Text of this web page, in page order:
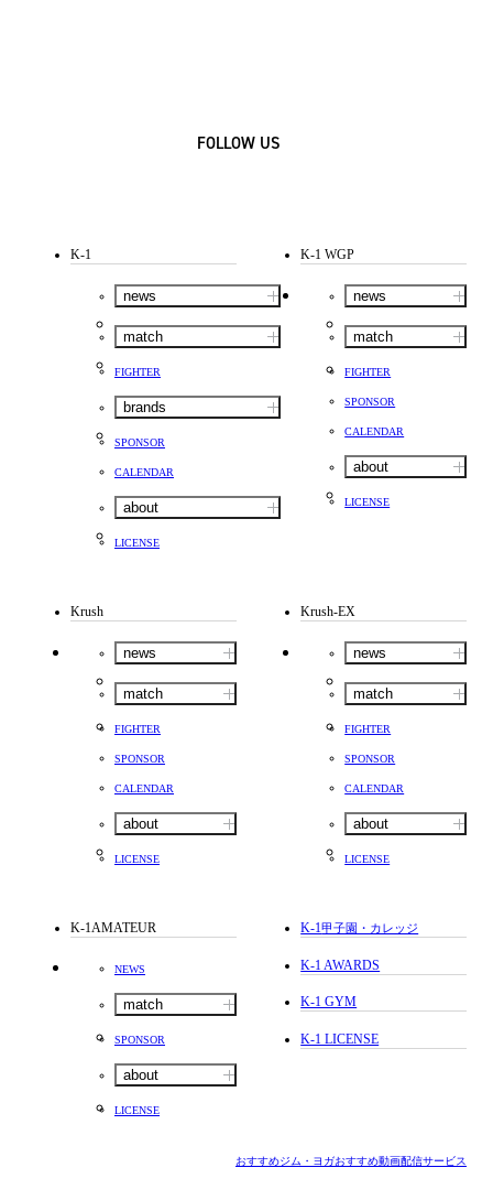
FOLLOW US
K-1
news
match
FIGHTER
brands
SPONSOR
CALENDAR
about
LICENSE
K-1 WGP
news
match
FIGHTER
SPONSOR
CALENDAR
about
LICENSE
Krush
news
match
FIGHTER
SPONSOR
CALENDAR
about
LICENSE
Krush-EX
news
match
FIGHTER
SPONSOR
CALENDAR
about
LICENSE
K-1AMATEUR
NEWS
match
SPONSOR
about
LICENSE
K-1甲子園・カレッジ
K-1 AWARDS
K-1 GYM
K-1 LICENSE
おすすめジム・ヨガおすすめ動画配信サービス